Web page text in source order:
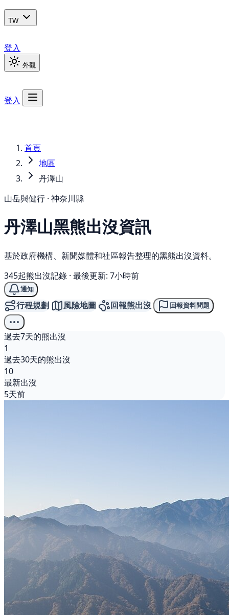
TW
登入
外觀
登入
首頁
地區
丹澤山
山岳與健行 · 神奈川縣
丹澤山黑熊出沒資訊
基於政府機構、新聞媒體和社區報告整理的黑熊出沒資料。
345起熊出沒記錄 · 最後更新: 7小時前
通知
行程規劃 風險地圖 回報熊出沒 回報資料問題
過去7天的熊出沒
1
過去30天的熊出沒
10
最新出沒
5天前